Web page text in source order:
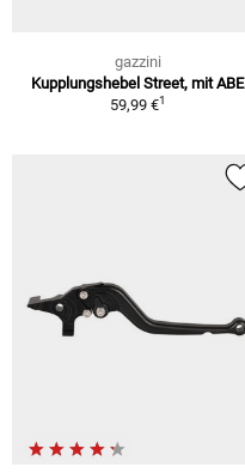
gazzini
Kupplungshebel Street, mit ABE
59,99 €1